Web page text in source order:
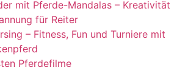
mit Pferde-Mandalas – Kreativität
für Reiter
– Fitness, Fun und Turniere mit
Pferdefilme